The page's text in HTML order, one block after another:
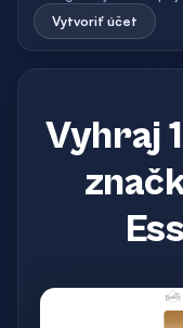
Vytvoriť účet
Vyhraj